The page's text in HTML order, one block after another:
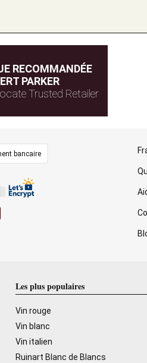
RECOMMANDÉE
PARKER
Trusted Retailer
bancaire
Les plus populaires
Vin rouge
Vin blanc
Vin italien
Ruinart Blanc de Blancs